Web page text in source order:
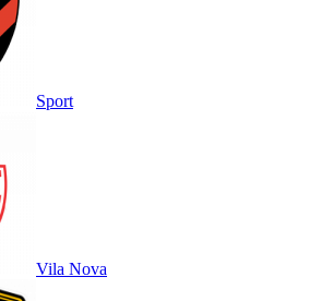
Sport
Vila Nova